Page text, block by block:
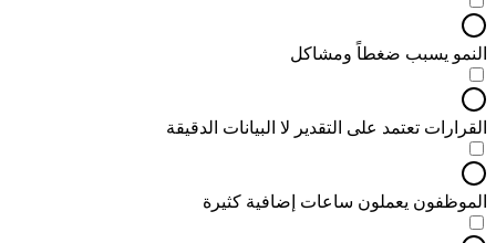
النمو يسبب ضغطاً ومشاكل
القرارات تعتمد على التقدير لا البيانات الدقيقة
الموظفون يعملون ساعات إضافية كثيرة